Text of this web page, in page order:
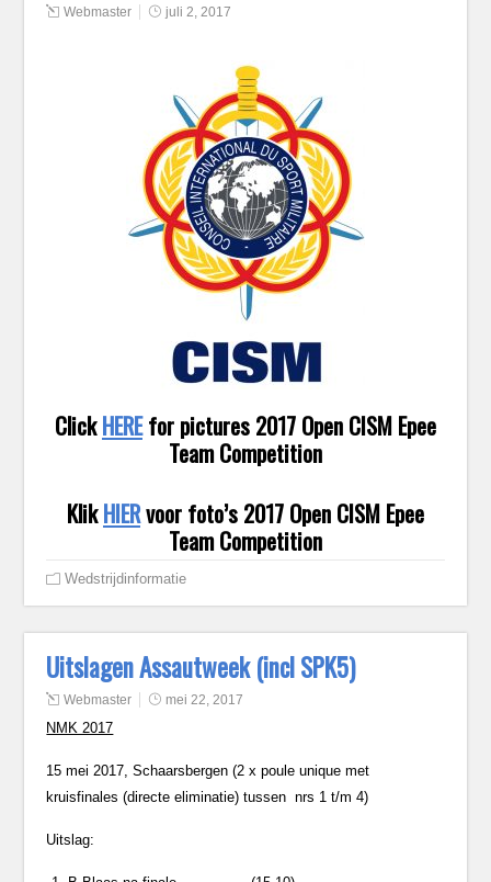
Webmaster juli 2, 2017
ClickHEREfor pictures 2017 Open CISM Epee
Team Competition
KlikHIERvoor foto’s 2017 Open CISM Epee
Team Competition
Wedstrijdinformatie
Uitslagen Assautweek (incl SPK5)
Webmaster mei 22, 2017
NMK 2017
15 mei 2017, Schaarsbergen (2 x poule unique met
kruisfinales (directe eliminatie) tussen nrs 1 t/m 4)
Uitslag: